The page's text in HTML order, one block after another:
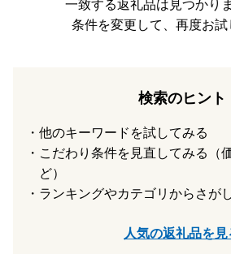
ワンストップ特例申請制度をご希望さ
請書をダウンロード・ご記入をしてい
■ふるさと納税（返礼品）に関するお
〒849-0113 佐賀県三養基郡みやき
佐賀県みやき町 ふるさと納税担当 宛
TEL:0942-89-1600
受付時間（平日）8:30～17:15（土・日
一致する返礼品は見つかり
条件を変更して、再度お
検索のヒント
他のキーワードを試してみる
こだわり条件を見直してみる（
ど）
ランキングやカテゴリからさが
人気の返礼品を見